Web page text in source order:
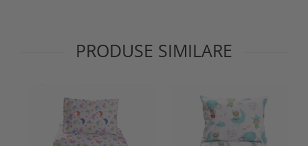
PRODUSE SIMILARE